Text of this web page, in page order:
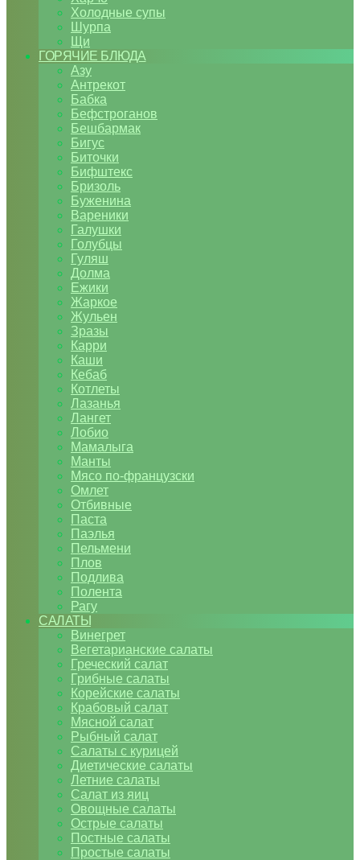
Холодные супы
Шурпа
Щи
ГОРЯЧИЕ БЛЮДА
Азу
Антрекот
Бабка
Бефстроганов
Бешбармак
Бигус
Биточки
Бифштекс
Бризоль
Буженина
Вареники
Галушки
Голубцы
Гуляш
Долма
Ежики
Жаркое
Жульен
Зразы
Карри
Каши
Кебаб
Котлеты
Лазанья
Лангет
Лобио
Мамалыга
Манты
Мясо по-французски
Омлет
Отбивные
Паста
Паэлья
Пельмени
Плов
Подлива
Полента
Рагу
САЛАТЫ
Винегрет
Вегетарианские салаты
Греческий салат
Грибные салаты
Корейские салаты
Крабовый салат
Мясной салат
Рыбный салат
Салаты с курицей
Диетические салаты
Летние салаты
Салат из яиц
Овощные салаты
Острые салаты
Постные салаты
Простые салаты